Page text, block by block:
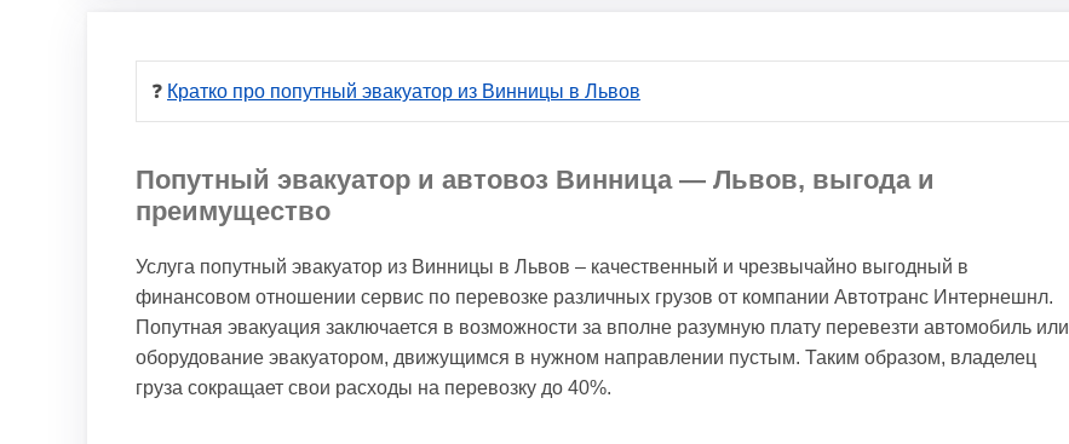
❓ Кратко про попутный эвакуатор из Винницы в Львов
Попутный эвакуатор и автовоз Винница — Львов, выгода и
преимущество
Услуга попутный эвакуатор из Винницы в Львов – качественный и чрезвычайно выгодный в
финансовом отношении сервис по перевозке различных грузов от компании Автотранс Интернешнл.
Попутная эвакуация заключается в возможности за вполне разумную плату перевезти автомобиль или
оборудование эвакуатором, движущимся в нужном направлении пустым. Таким образом, владелец
груза сокращает свои расходы на перевозку до 40%.